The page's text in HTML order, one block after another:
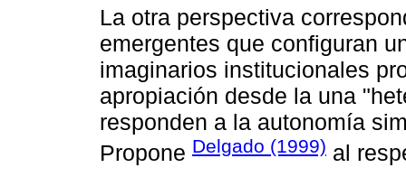
La otra perspectiva
emergentes que configuran
imaginarios institucionales
apropiación desde la una
responden a la autonomía
Propone Delgado (1999) al